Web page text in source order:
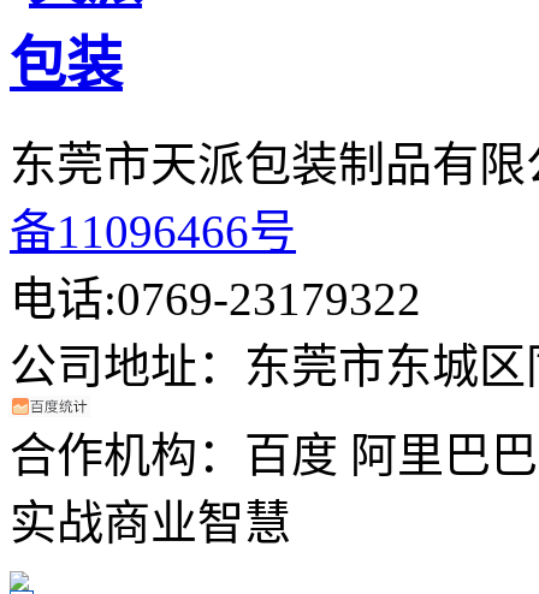
东莞市天派包装制品有限
备11096466号
电话:0769-23179322
公司地址： 东莞市东城
合作机构：百度 阿里巴
实战商业智慧